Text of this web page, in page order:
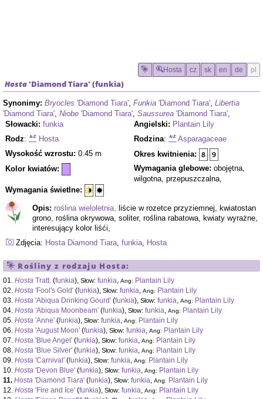
Hosta cz sk en de pl
Hosta'Diamond Tiara' (funkia)
Synonimy: Bryocles 'Diamond Tiara', Funkia 'Diamond Tiara', Libertia
'Diamond Tiara', Niobe 'Diamond Tiara', Saussurea 'Diamond Tiara',
Słowacki: funkia Angielski: Plantain Lily
Rodz: Hosta Rodzina:
Asparagaceae
Wysokość wzrostu: 0.45 m
Okres kwitnienia:
Kolor kwiatów:
Wymagania glebowe: obojętna,
wilgotna, przepuszczalna,
Wymagania świetlne:
Opis: roślina wieloletnia, liście w rozetce przyziemnej, kwiatostan
grono, roślina okrywowa, soliter, roślina rabatowa, kwiaty wyrażne,
interesujący kolor liśći,
Zdjęcia: Hosta Diamond Tiara, funkia, Hosta
Rośliny z rodzaju Hosta:
01. Hosta Tratt. (funkia), Słow: funkia, Ang: Plantain Lily
02. Hosta 'Fool's Gold' (funkia), Słow: funkia, Ang: Plantain Lily
03. Hosta 'Abiqua Drinking Gourd' (funkia), Słow: funkia, Ang: Plantain Lily
04. Hosta 'Abiqua Moonbeam' (funkia), Słow: funkia, Ang: Plantain Lily
05. Hosta 'Anne' (funkia), Słow: funkia, Ang: Plantain Lily
06. Hosta 'August Moon' (funkia), Słow: funkia, Ang: Plantain Lily
07. Hosta 'Blue Angel' (funkia), Słow: funkia, Ang: Plantain Lily
08. Hosta 'Blue Silver' (funkia), Słow: funkia, Ang: Plantain Lily
09. Hosta 'Carnival' (funkia), Słow: funkia, Ang: Plantain Lily
10. Hosta 'Devon Blue' (funkia), Słow: funkia, Ang: Plantain Lily
11. Hosta 'Diamond Tiara' (funkia), Słow: funkia, Ang: Plantain Lily
12. Hosta 'Fire and Ice' (funkia), Słow: funkia, Ang: Plantain Lily